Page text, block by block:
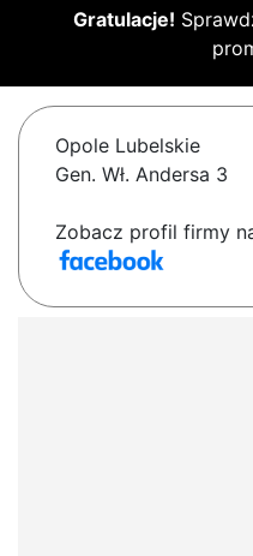
Gratulacje!
Opole Lubelskie
Gen. Wł. Andersa 3
Zobacz profil firmy